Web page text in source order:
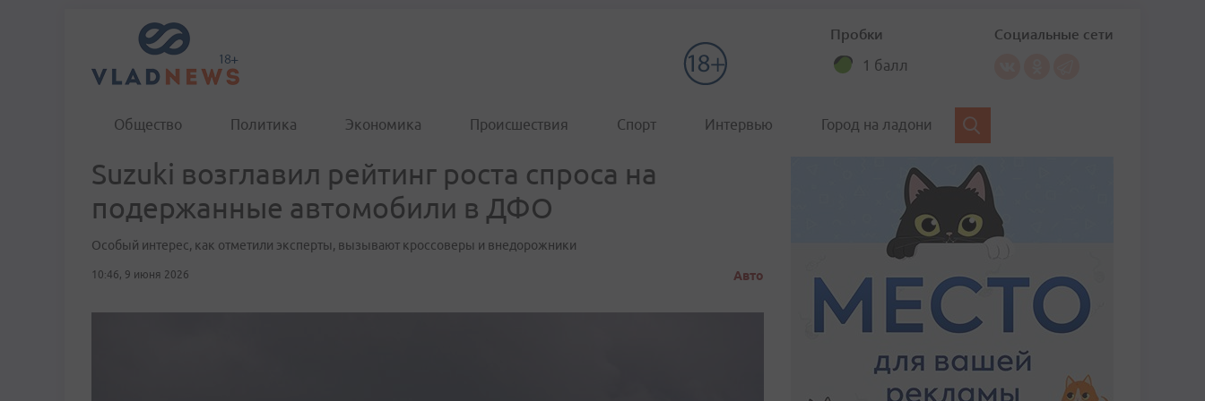
Пробки
1 балл
Социальные сети
Общество Политика Экономика Происшествия Спорт Интервью Город на ладони
Suzuki возглавил рейтинг роста спроса на
подержанные автомобили в ДФО
Особый интерес, как отметили эксперты, вызывают кроссоверы и внедорожники
10:46, 9 июня 2026 Авто